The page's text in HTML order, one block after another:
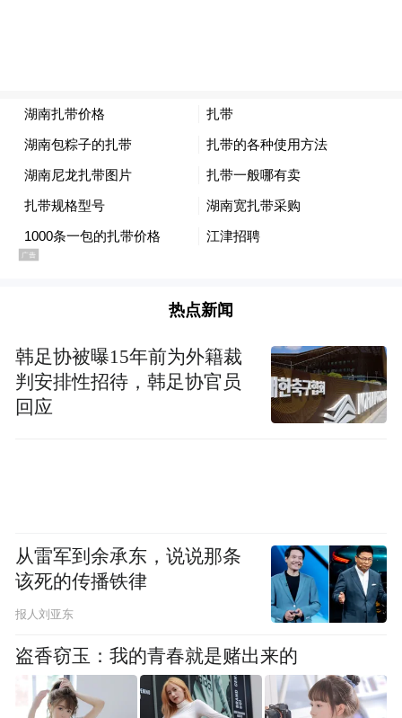
乘着“一部剧带火一座城”的热潮，开平市以
“影视+”推动文旅产业强势破圈，创新打造多
维度体验场景。赤坎左岸雕塑广场复刻《让
途》《火秀》《红色婚礼》等实景演艺，自
力村景区设置哪吒主题打卡点，通过影视IP
热点新闻
韩足协被曝15年前为外籍裁
判安排性招待，韩足协官员
回应
从雷军到余承东，说说那条
该死的传播铁律
报人刘亚东
盗香窃玉：我的青春就是赌出来的